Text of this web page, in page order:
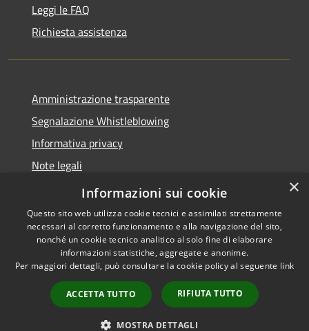
Leggi le FAQ
Richiesta assistenza
Amministrazione trasparente
Segnalazione Whistleblowing
Informativa privacy
Note legali
Dichiarazione di accessibilità
Accessibilità
Copyright © 2020 •
Comune di Grugliasco •
Powered byMunicipium
×
Informazioni sui cookie
Questo sito web utilizza cookie tecnici e assimilati strettamente
necessari al corretto funzionamento e alla navigazione del sito,
nonché un cookie tecnico analitico al solo fine di elaborare
informazioni statistiche, aggregate e anonime.
Per maggiori dettagli, può consultare la cookie policy al seguente link
ACCETTA TUTTO RIFIUTA TUTTO
MOSTRA DETTAGLI